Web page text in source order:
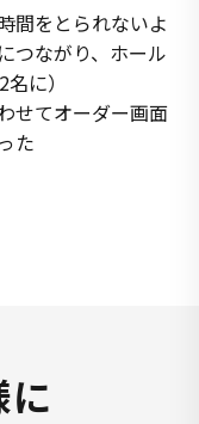
間をとられないよ
つながり、ホール
に）
せてオーダー画面
た